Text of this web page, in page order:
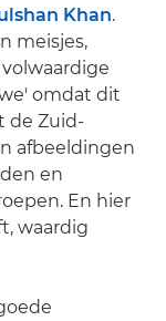
Khan.
meisjes,
omdat dit
de Zuid-
afbeeldingen
en
En hier
waardig